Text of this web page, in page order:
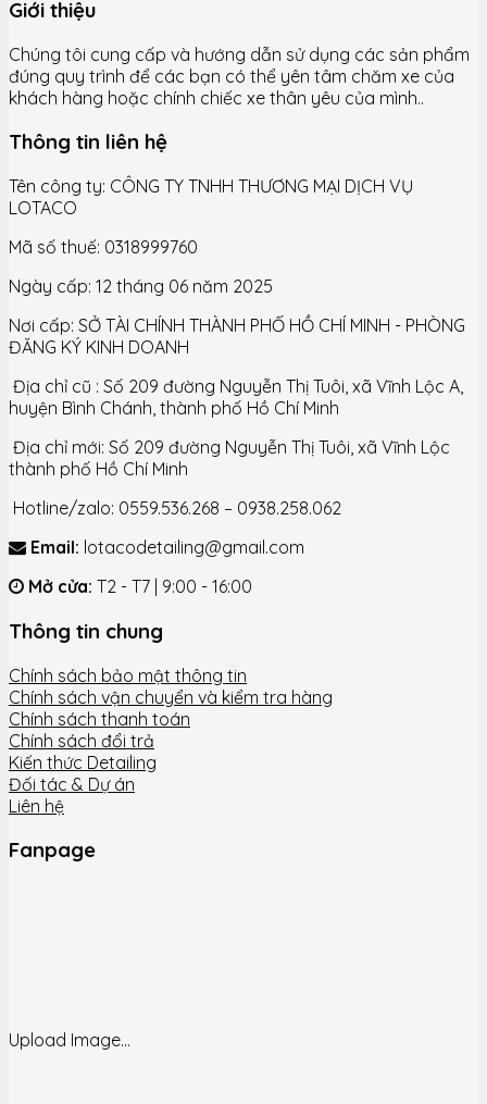
Giới thiệu
Chúng tôi cung cấp và hướng dẫn sử dụng các sản phẩm
đúng quy trình để các bạn có thể yên tâm chăm xe của
khách hàng hoặc chính chiếc xe thân yêu của mình..
Thông tin liên hệ
Tên công ty: CÔNG TY TNHH THƯƠNG MẠI DỊCH VỤ
LOTACO
Mã số thuế: 0318999760
Ngày cấp: 12 tháng 06 năm 2025
Nơi cấp: SỞ TÀI CHÍNH THÀNH PHỐ HỒ CHÍ MINH - PHÒNG
ĐĂNG KÝ KINH DOANH
Địa chỉ cũ : Số 209 đường Nguyễn Thị Tuôi, xã Vĩnh Lộc A,
huyện Bình Chánh, thành phố Hồ Chí Minh
Địa chỉ mới: Số 209 đường Nguyễn Thị Tuôi, xã Vĩnh Lộc
thành phố Hồ Chí Minh
Hotline/zalo: 0559.536.268 – 0938.258.062
Email: lotacodetailing@gmail.com
Mở cửa: T2 - T7 | 9:00 - 16:00
Thông tin chung
Chính sách bảo mật thông tin
Chính sách vận chuyển và kiểm tra hàng
Chính sách thanh toán
Chính sách đổi trả
Kiến thức Detailing
Đối tác & Dự án
Liên hệ
Fanpage
Upload Image...